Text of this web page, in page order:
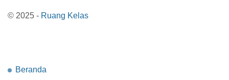
© 2025 - Ruang Kelas
Beranda